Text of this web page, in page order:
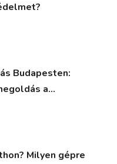
Budapesten:
a
Milyen gépre